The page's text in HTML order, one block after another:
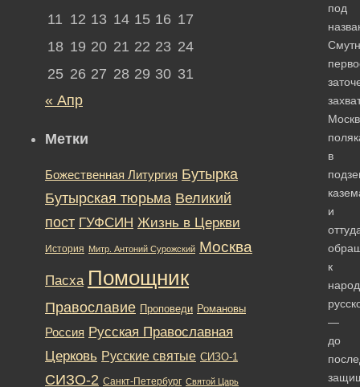
под
в
и
к
—
до
11 12 13 14 15 16 17
18 19 20 21 22 23 24
25 26 27 28 29 30 31
« Апр
Метки
Божественная Литургия Бутырка
Бутырская тюрьма Великий
пост ГУФСИН Жизнь в Церкви
История Митр. Антоний Сурожский Москва
Пасха Помощник
Православие Проповеди Романовы
Россия Русская Православная
Церковь Русские святые СИЗО-1
СИЗО-2 Санкт-Петербург Святой Царь